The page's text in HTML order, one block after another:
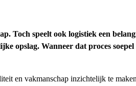
Toch speelt ook logistiek een
opslag. Wanneer dat proces
en vakmanschap inzichtelijk te